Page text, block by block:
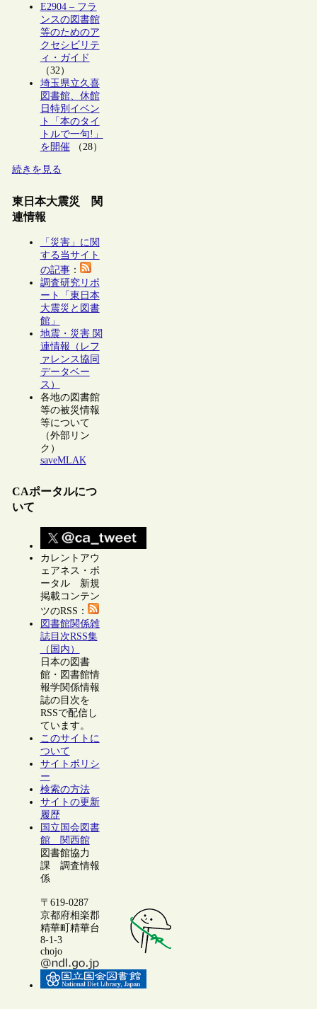
E2904 – フラ
ンスの図書館
等のためのア
クセシビリテ
ィ・ガイド
（32）
埼玉県立久喜
図書館、休館
日特別イベン
ト「本のタイ
トルで一句!」
を開催（28）
続きを見る
東日本大震災 関
連情報
「災害」に関
する当サイト
の記事：
調査研究リポ
ート「東日本
大震災と図書
館」
地震・災害 関
連情報（レフ
ァレンス協同
データベー
ス）
各地の図書館
等の被災情報
等について
（外部リン
ク）
saveMLAK
CAポータルにつ
いて
カレントアウ
ェアネス・ポ
ータル 新規
掲載コンテン
ツのRSS：
図書館関係雑
誌目次RSS集
（国内）
日本の図書
館・図書館情
報学関係情報
誌の目次を
RSSで配信し
ています。
このサイトに
ついて
サイトポリシ
ー
検索の方法
サイトの更新
履歴
国立国会図書
館 関西館
図書館協力
課 調査情報
係
〒619-0287
京都府相楽郡
精華町精華台
8-1-3
chojo